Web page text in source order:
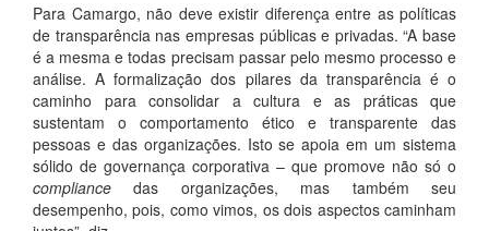
Para Camargo, não deve existir diferença entre as políticas
de transparência nas empresas públicas e privadas. “A base
é a mesma e todas precisam passar pelo mesmo processo e
análise. A formalização dos pilares da transparência é o
caminho para consolidar a cultura e as práticas que
sustentam o comportamento ético e transparente das
pessoas e das organizações. Isto se apoia em um sistema
sólido de governança corporativa – que promove não só o
compliance das organizações, mas também seu
desempenho, pois, como vimos, os dois aspectos caminham